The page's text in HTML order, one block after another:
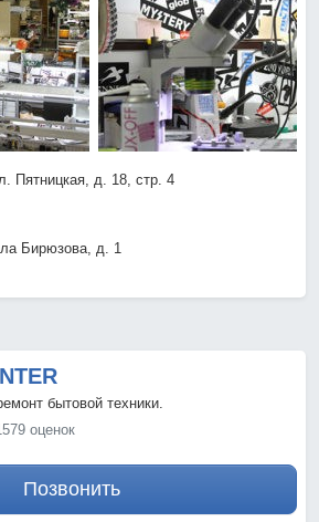
Пятницкая, д. 18, стр. 4
Бирюзова, д. 1
бытовой техники.
оценок
Позвонить